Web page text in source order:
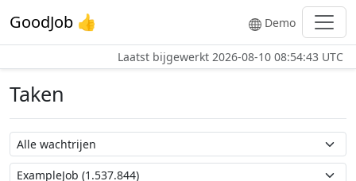
GoodJob 👍 Demo
Laatst bijgewerkt 2026-08-10 08:54:43 UTC
Taken
Wachtrij naam
Taak naam